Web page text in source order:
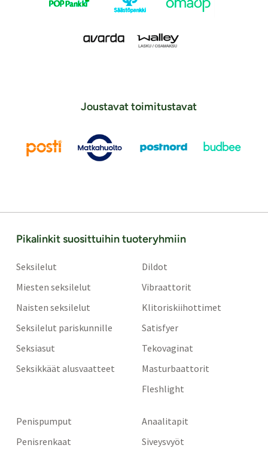
Joustavat toimitustavat
Pikalinkit suosittuihin tuoteryhmiin
Seksilelut
Miesten seksilelut
Naisten seksilelut
Seksilelut pariskunnille
Seksiasut
Seksikkäät alusvaatteet
Dildot
Vibraattorit
Klitoriskiihottimet
Satisfyer
Tekovaginat
Masturbaattorit
Fleshlight
Penispumput
Penisrenkaat
Anaalitapit
Siveysvyöt